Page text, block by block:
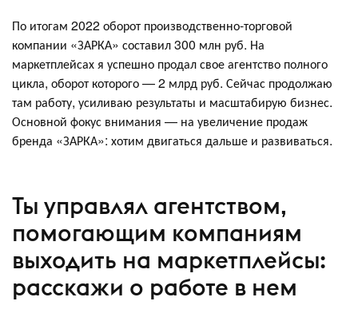
По итогам 2022 оборот производственно-торговой
компании «ЗАРКА» составил 300 млн руб. На
маркетплейсах я успешно продал свое агентство полного
цикла, оборот которого — 2 млрд руб. Сейчас продолжаю
там работу, усиливаю результаты и масштабирую бизнес.
Основной фокус внимания — на увеличение продаж
бренда «ЗАРКА»: хотим двигаться дальше и развиваться.
Ты управлял агентством,
помогающим компаниям
выходить на маркетплейсы:
расскажи о работе в нем